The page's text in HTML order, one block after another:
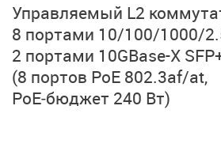
Управляемый L2
8 портами 10/100/1000/
2 портами 10GBase-X
(8 портов PoE 802.3af/at,
PoE‑бюджет 240 Вт)